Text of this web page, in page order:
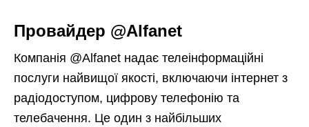
Провайдер @Alfanet
Компанія @Alfanet надає телеінформаційні
послуги найвищої якості, включаючи інтернет з
радіодоступом, цифрову телефонію та
телебачення. Це один з найбільших